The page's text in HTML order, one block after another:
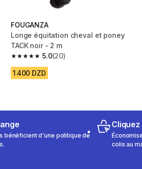
FOUGANZA
Longe équitation cheval et poney
TACK noir - 2 m
5.0
5.0 out of 5 stars from 20 reviews
(20)
1 400 DZD
bénéficient d'une politique de
colis au